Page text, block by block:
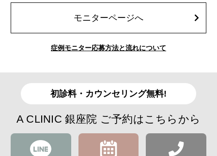
モニターページへ
症例モニター応募方法と流れについて
初診料・カウンセリング無料!
A CLINIC 銀座院 ご予約はこちらから